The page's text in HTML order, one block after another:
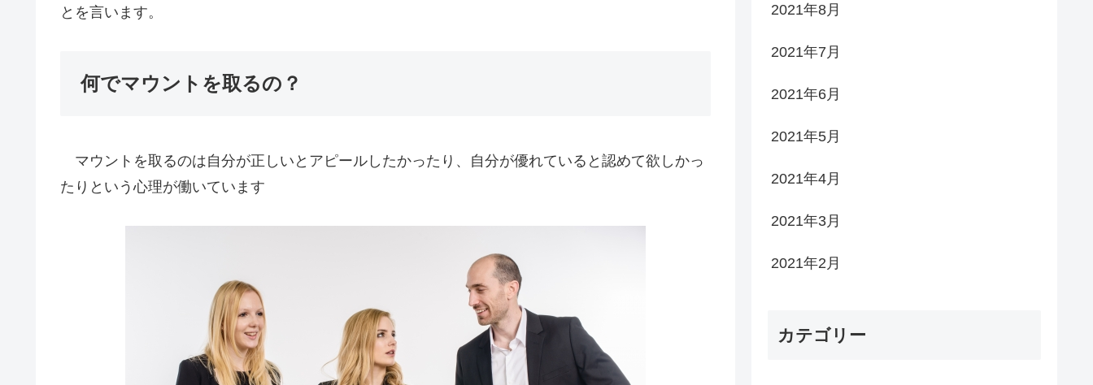
とを言います。
何でマウントを取るの？
マウントを取るのは自分が正しいとアピールしたかったり、自分が優れていると認めて欲しかっ
たりという心理が働いています
2021年8月
2021年7月
2021年6月
2021年5月
2021年4月
2021年3月
2021年2月
カテゴリー